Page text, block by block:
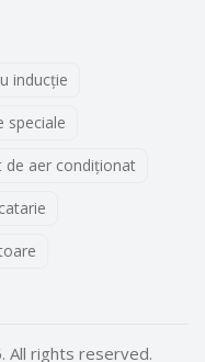
inducţie
speciale
de aer condiționat
All rights reserved.